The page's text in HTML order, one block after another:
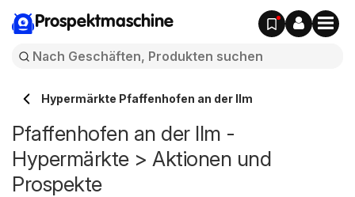
Prospektmaschine
Hypermärkte Pfaffenhofen an der Ilm
Pfaffenhofen an der Ilm -
Hypermärkte > Aktionen und
Prospekte